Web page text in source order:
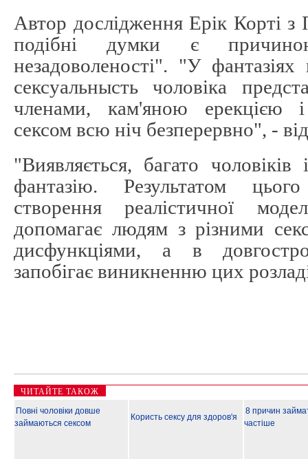
Автор дослідження Ерік Корті з
подібні думки є
незадоволеності". "У фантазіях
сексуальнысть чоловіка
членами, кам'яною ерекцією і
сексом всю ніч безперервно", -
"Виявляється, багато
фантазію. Результатом
створення реалістичної
допомагає людям з різними
дисфункціями, а в
запобігає виникненню цих
ЧИТАЙТЕ ТАКОЖ
Повні чоловіки довше
займаються сексом
Користь сексу для здоров'я
8 причин
частіше